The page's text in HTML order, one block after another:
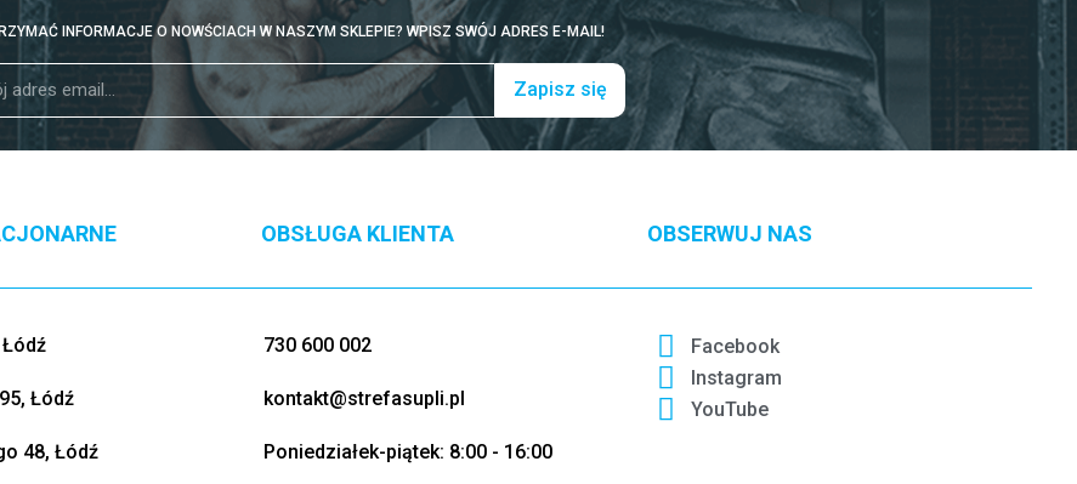
INFORMACJE O NOWŚCIACH W NASZYM SKLEPIE? WPISZ SWÓJ ADRES E-MAIL!
Zapisz się
Łódź
48, Łódź
OBSŁUGA KLIENTA
730 600 002
kontakt@strefasupli.pl
Poniedziałek-piątek: 8:00 - 16:00
OBSERWUJ NAS
Facebook
Instagram
YouTube